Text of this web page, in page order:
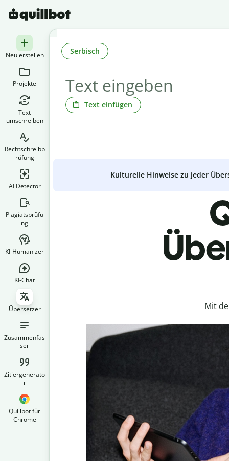
Neu erstellen
Projekte
Text
umschreiben
Rechtschreibp
rüfung
AI Detector
Plagiatsprüfu
ng
KI-Humanizer
KI-Chat
Übersetzer
Zusammenfas
ser
Zitiergenerato
r
Quillbot für
Chrome
Text einfügen
Serbisch
Kulturelle Hinweise zu jeder
Mit